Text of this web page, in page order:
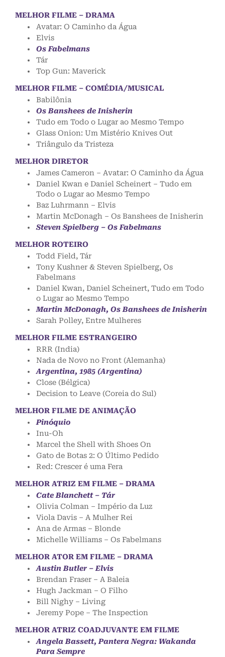
MELHOR FILME – DRAMA
Avatar: O Caminho da Água
Elvis
Os Fabelmans
Tár
Top Gun: Maverick
MELHOR FILME – COMÉDIA/MUSICAL
Babilônia
Os Banshees de Inisherin
Tudo em Todo o Lugar ao Mesmo Tempo
Glass Onion: Um Mistério Knives Out
Triângulo da Tristeza
MELHOR DIRETOR
James Cameron – Avatar: O Caminho da Água
Daniel Kwan e Daniel Scheinert – Tudo em
Todo o Lugar ao Mesmo Tempo
Baz Luhrmann – Elvis
Martin McDonagh – Os Banshees de Inisherin
Steven Spielberg – Os Fabelmans
MELHOR ROTEIRO
Todd Field, Tár
Tony Kushner & Steven Spielberg, Os
Fabelmans
Daniel Kwan, Daniel Scheinert, Tudo em Todo
o Lugar ao Mesmo Tempo
Martin McDonagh, Os Banshees de Inisherin
Sarah Polley, Entre Mulheres
MELHOR FILME ESTRANGEIRO
RRR (India)
Nada de Novo no Front (Alemanha)
Argentina, 1985 (Argentina)
Close (Bélgica)
Decision to Leave (Coreia do Sul)
MELHOR FILME DE ANIMAÇÃO
Pinóquio
Inu-Oh
Marcel the Shell with Shoes On
Gato de Botas 2: O Último Pedido
Red: Crescer é uma Fera
MELHOR ATRIZ EM FILME – DRAMA
Cate Blanchett – Tár
Olivia Colman – Império da Luz
Viola Davis – A Mulher Rei
Ana de Armas – Blonde
Michelle Williams – Os Fabelmans
MELHOR ATOR EM FILME – DRAMA
Austin Butler – Elvis
Brendan Fraser – A Baleia
Hugh Jackman – O Filho
Bill Nighy – Living
Jeremy Pope – The Inspection
MELHOR ATRIZ COADJUVANTE EM FILME
Angela Bassett, Pantera Negra: Wakanda
Para Sempre